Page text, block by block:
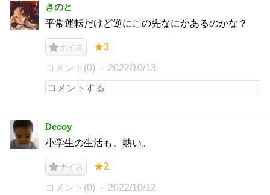
きのと
平常運転だけど逆にこの先なにかあるのかな？
ナイス ★3
コメント(0) 2022/10/13
Decoy
小学生の生活も、熱い。
ナイス ★2
コメント(0) 2022/10/12